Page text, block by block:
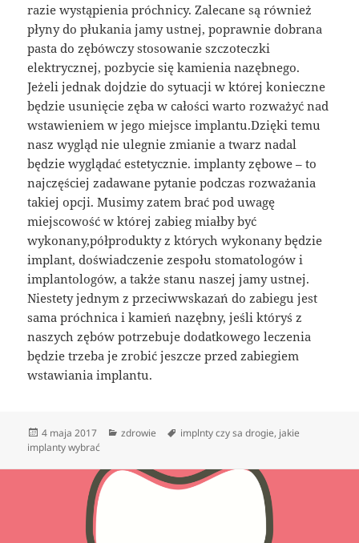
razie wystąpienia próchnicy. Zalecane są również
płyny do płukania jamy ustnej, poprawnie dobrana
pasta do zębówczy stosowanie szczoteczki
elektrycznej, pozbycie się kamienia nazębnego.
Jeżeli jednak dojdzie do sytuacji w której konieczne
będzie usunięcie zęba w całości warto rozważyć nad
wstawieniem w jego miejsce implantu.Dzięki temu
nasz wygląd nie ulegnie zmianie a twarz nadal
będzie wyglądać estetycznie. implanty zębowe – to
najczęściej zadawane pytanie podczas rozważania
takiej opcji. Musimy zatem brać pod uwagę
miejscowość w której zabieg miałby być
wykonany,półprodukty z których wykonany będzie
implant, doświadczenie zespołu stomatologów i
implantologów, a także stanu naszej jamy ustnej.
Niestety jednym z przeciwwskazań do zabiegu jest
sama próchnica i kamień nazębny, jeśli któryś z
naszych zębów potrzebuje dodatkowego leczenia
będzie trzeba je zrobić jeszcze przed zabiegiem
wstawiania implantu.
Data
publikacji
4 maja 2017 Kategorie
zdrowie Tagi
implnty czy sa drogie, jakie
implanty wybrać